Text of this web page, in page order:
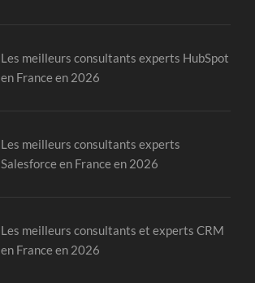
Les meilleurs consultants experts HubSpot
en France en 2026
Les meilleurs consultants experts
Salesforce en France en 2026
Les meilleurs consultants et experts CRM
en France en 2026